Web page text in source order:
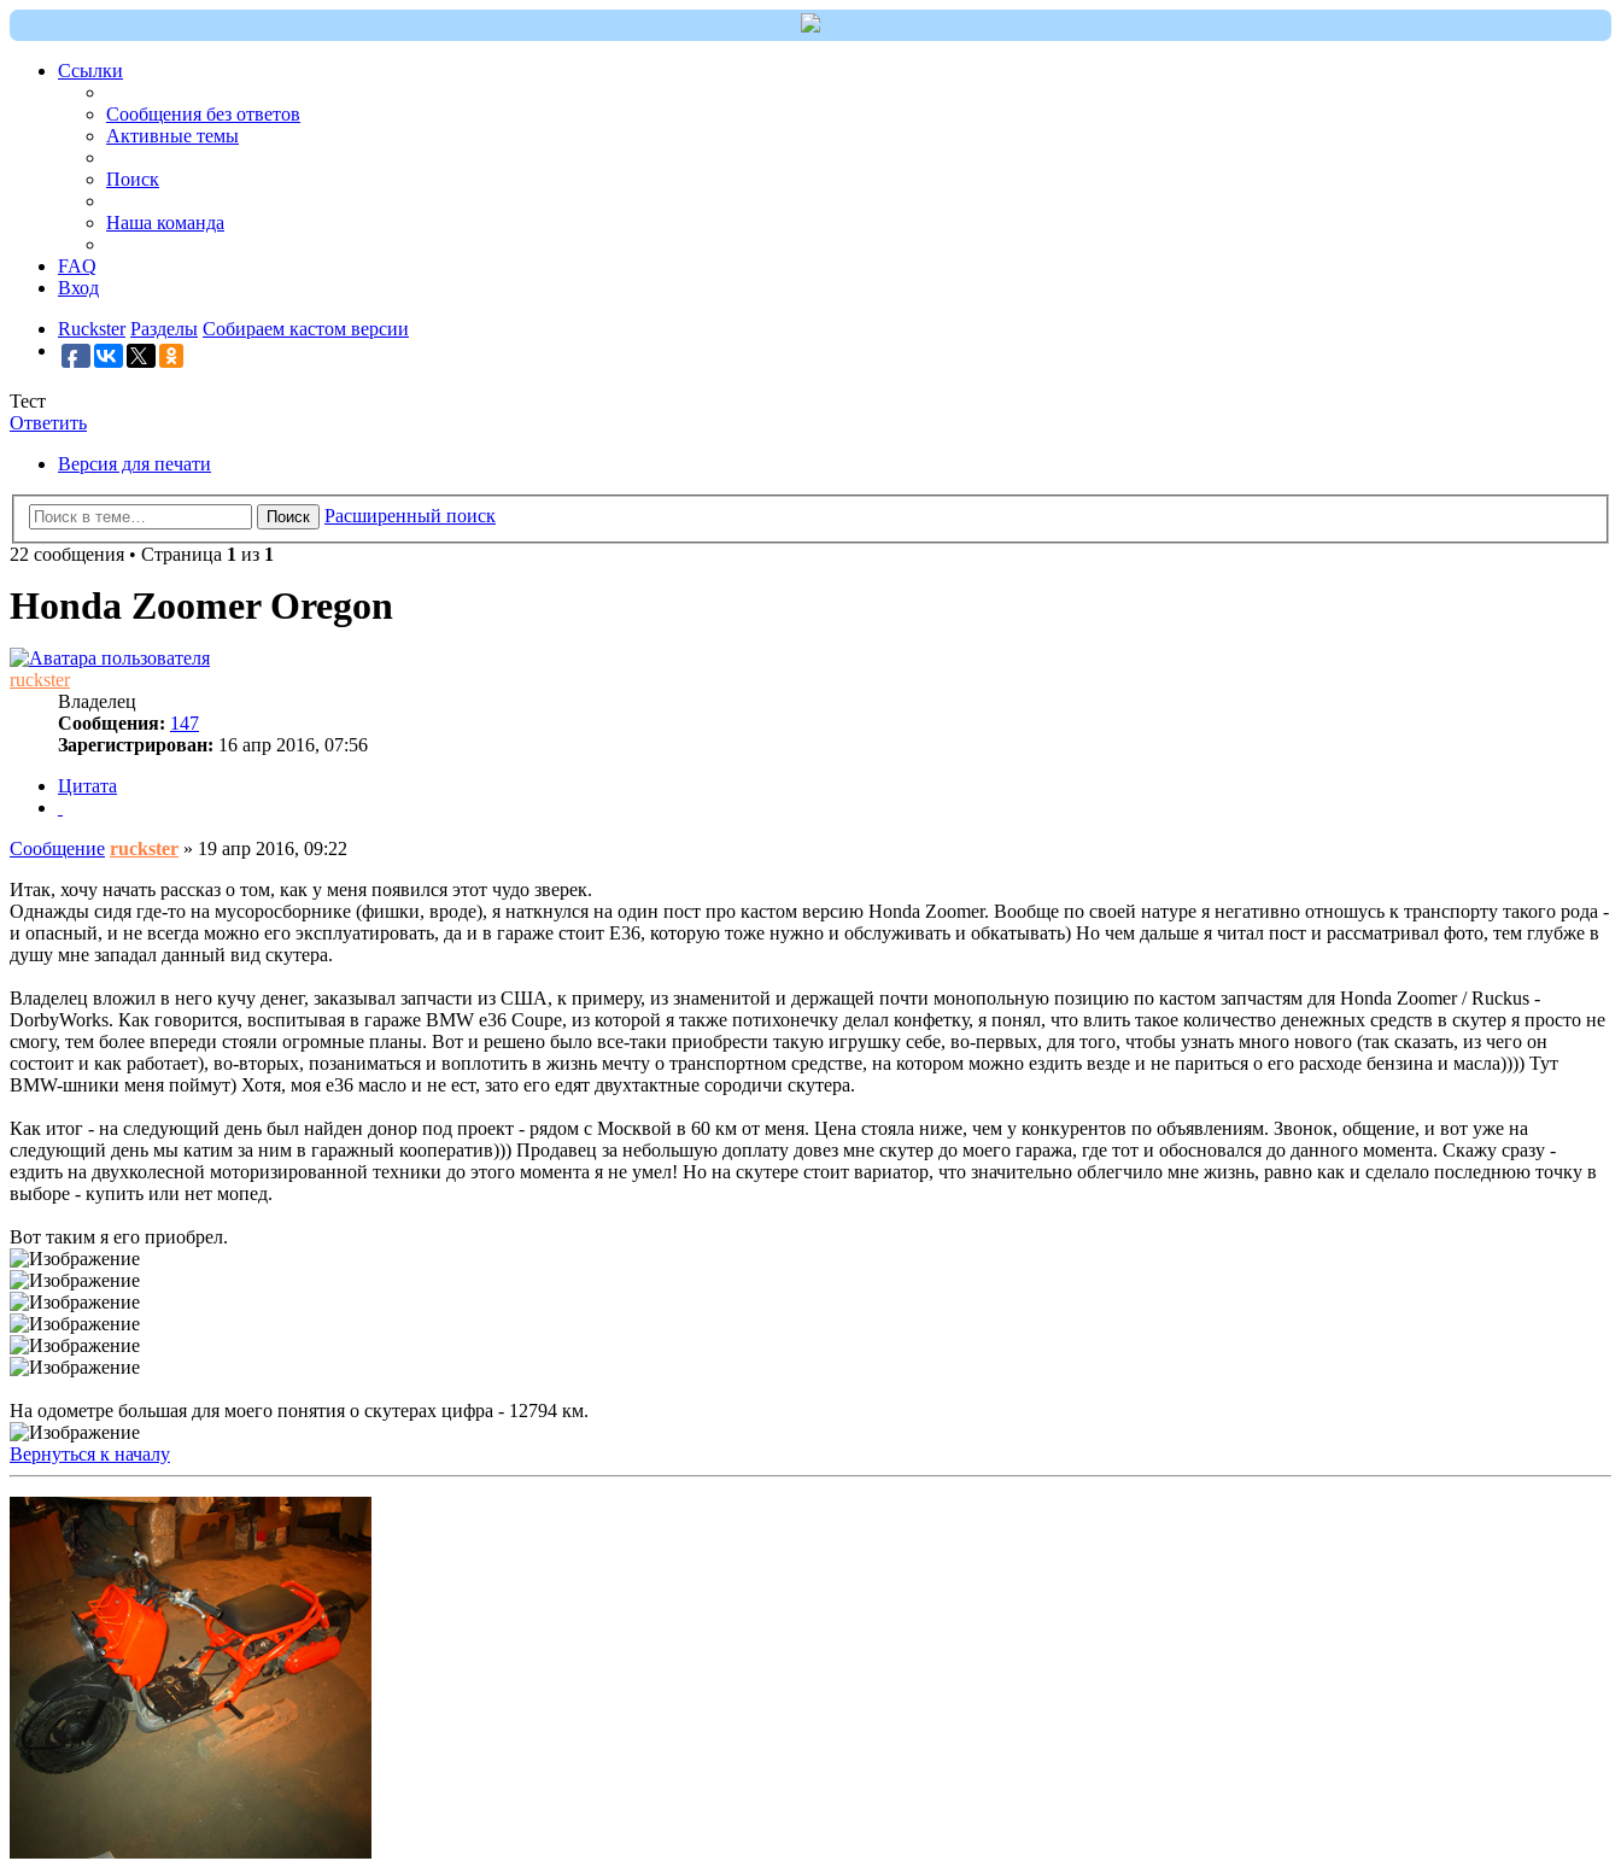
Ссылки
Сообщения без ответов
Активные темы
Поиск
Наша команда
FAQ
Вход
Ruckster Разделы Собираем кастом версии
Тест
Ответить
Версия для печати
Поиск
Расширенный поиск
22 сообщения • Страница 1 из 1
Honda Zoomer Oregon
ruckster
Владелец
Сообщения: 147
Зарегистрирован: 16 апр 2016, 07:56
Цитата
Сообщение ruckster » 19 апр 2016, 09:22
Итак, хочу начать рассказ о том, как у меня появился этот чудо зверек.
Однажды сидя где-то на мусоросборнике (фишки, вроде), я наткнулся на один пост про кастом версию Honda Zoomer. Вообще по своей натуре я негативно отношусь к транспорту такого рода -
и опасный, и не всегда можно его эксплуатировать, да и в гараже стоит E36, которую тоже нужно и обслуживать и обкатывать) Но чем дальше я читал пост и рассматривал фото, тем глубже в
душу мне западал данный вид скутера.
Владелец вложил в него кучу денег, заказывал запчасти из США, к примеру, из знаменитой и держащей почти монопольную позицию по кастом запчастям для Honda Zoomer / Ruckus -
DorbyWorks. Как говорится, воспитывая в гараже BMW e36 Coupe, из которой я также потихонечку делал конфетку, я понял, что влить такое количество денежных средств в скутер я просто не
смогу, тем более впереди стояли огромные планы. Вот и решено было все-таки приобрести такую игрушку себе, во-первых, для того, чтобы узнать много нового (так сказать, из чего он
состоит и как работает), во-вторых, позаниматься и воплотить в жизнь мечту о транспортном средстве, на котором можно ездить везде и не париться о его расходе бензина и масла)))) Тут
BMW-шники меня поймут) Хотя, моя e36 масло и не ест, зато его едят двухтактные сородичи скутера.
Как итог - на следующий день был найден донор под проект - рядом с Москвой в 60 км от меня. Цена стояла ниже, чем у конкурентов по объявлениям. Звонок, общение, и вот уже на
следующий день мы катим за ним в гаражный кооператив))) Продавец за небольшую доплату довез мне скутер до моего гаража, где тот и обосновался до данного момента. Скажу сразу -
ездить на двухколесной моторизированной техники до этого момента я не умел! Но на скутере стоит вариатор, что значительно облегчило мне жизнь, равно как и сделало последнюю точку в
выборе - купить или нет мопед.
Вот таким я его приобрел.
На одометре большая для моего понятия о скутерах цифра - 12794 км.
Вернуться к началу